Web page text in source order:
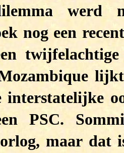
nog een
interstatelijke
PSC.
maar dat